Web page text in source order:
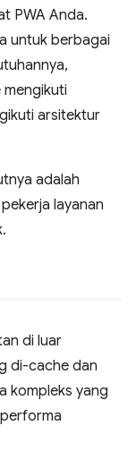
PWA Anda.
untuk berbagai
mengikuti
arsitektur
adalah
layanan
di luar
di-cache dan
kompleks yang